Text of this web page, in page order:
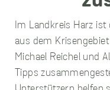
Im Landkreis Harz
aus dem
Michael Reichel und
Tipps